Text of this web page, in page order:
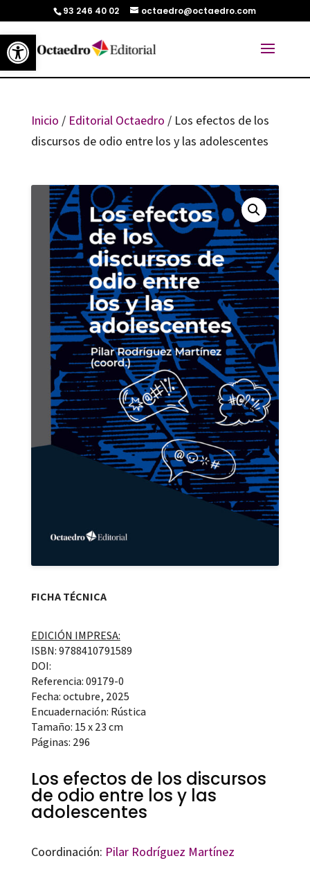
Abrir barra de herramientas
93 246 40 02 octaedro@octaedro.com
Inicio / Editorial Octaedro / Los efectos de los
discursos de odio entre los y las adolescentes
FICHA TÉCNICA
EDICIÓN IMPRESA:
ISBN: 9788410791589
DOI:
Referencia: 09179-0
Fecha: octubre, 2025
Encuadernación: Rústica
Tamaño: 15 x 23 cm
Páginas: 296
Los efectos de los discursos
de odio entre los y las
adolescentes
Coordinación: Pilar Rodríguez Martínez